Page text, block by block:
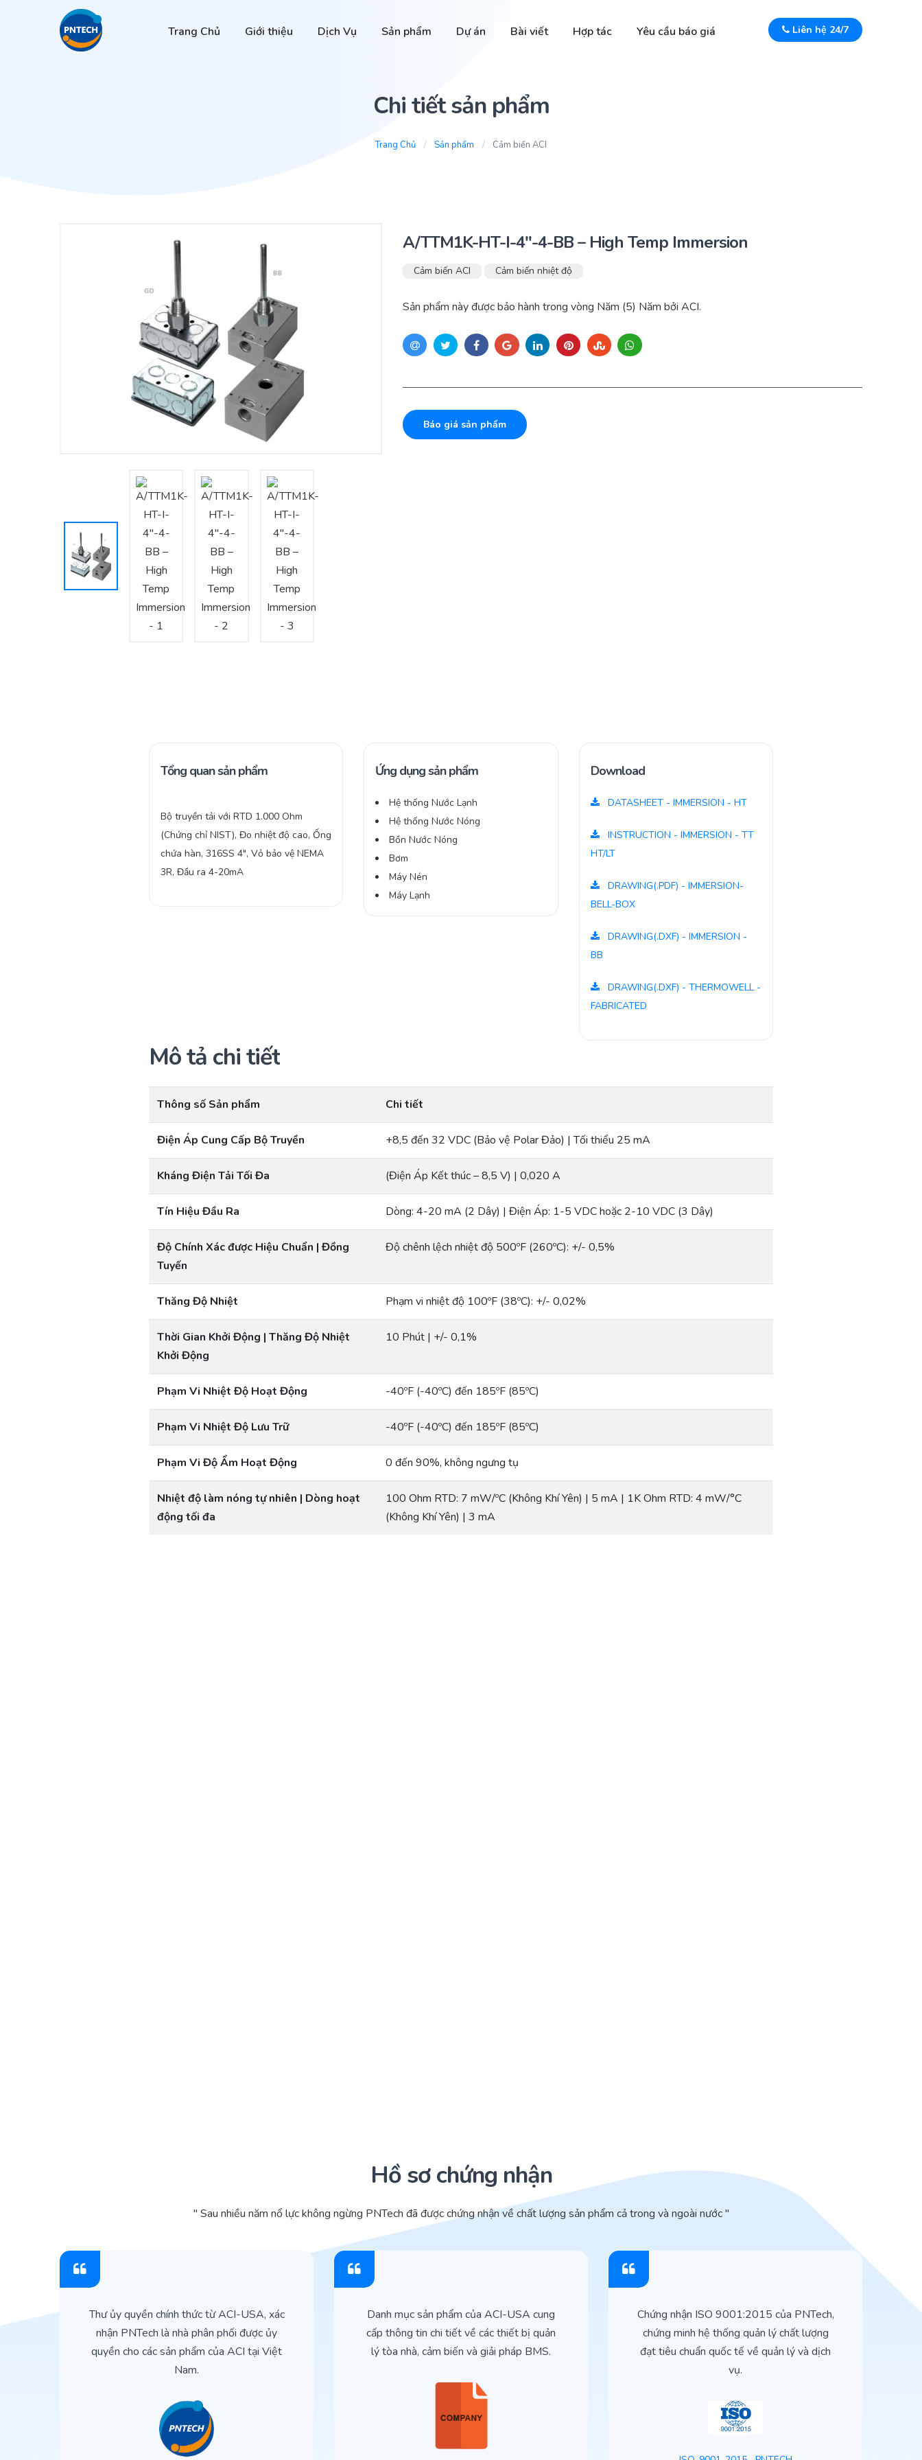
Trang Chủ Giới thiệu Dịch Vụ Sản phẩm Dự án Bài viết Hợp tác Yêu cầu báo giá Liên hệ 24/7
Chi tiết sản phẩm
Trang Chủ Sản phẩm Cảm biến ACI
A/TTM1K-HT-I-4″-4-BB – High Temp Immersion
Cảm biến ACI Cảm biến nhiệt độ
Sản phẩm này được bảo hành trong vòng Năm (5) Năm bởi ACI.
Báo giá sản phẩm
Tổng quan sản phẩm
Bộ truyền tải với RTD 1.000 Ohm
(Chứng chỉ NIST), Đo nhiệt độ cao, Ống
chứa hàn, 316SS 4″, Vỏ bảo vệ NEMA
3R, Đầu ra 4-20mA
Ứng dụng sản phẩm
Hệ thống Nước Lạnh
Hệ thống Nước Nóng
Bồn Nước Nóng
Bơm
Máy Nén
Máy Lạnh
Download
DATASHEET - IMMERSION - HT
INSTRUCTION - IMMERSION - TT
HT/LT
DRAWING(.PDF) - IMMERSION-
BELL-BOX
DRAWING(.DXF) - IMMERSION -
BB
DRAWING(.DXF) - THERMOWELL -
FABRICATED
Mô tả chi tiết
Thông số Sản phẩm Chi tiết
Điện Áp Cung Cấp Bộ Truyền +8,5 đến 32 VDC (Bảo vệ Polar Đảo) | Tối thiểu 25 mA
Kháng Điện Tải Tối Đa (Điện Áp Kết thúc – 8,5 V) | 0,020 A
Tín Hiệu Đầu Ra Dòng: 4-20 mA (2 Dây) | Điện Áp: 1-5 VDC hoặc 2-10 VDC (3 Dây)
Độ Chính Xác được Hiệu Chuẩn | Đồng
Tuyến
Độ chênh lệch nhiệt độ 500ºF (260ºC): +/- 0,5%
Thăng Độ Nhiệt Phạm vi nhiệt độ 100ºF (38ºC): +/- 0,02%
Thời Gian Khởi Động | Thăng Độ Nhiệt
Khởi Động
10 Phút | +/- 0,1%
Phạm Vi Nhiệt Độ Hoạt Động -40ºF (-40ºC) đến 185ºF (85ºC)
Phạm Vi Nhiệt Độ Lưu Trữ -40ºF (-40ºC) đến 185ºF (85ºC)
Phạm Vi Độ Ẩm Hoạt Động 0 đến 90%, không ngưng tụ
Nhiệt độ làm nóng tự nhiên | Dòng hoạt
động tối đa
100 Ohm RTD: 7 mW/ºC (Không Khí Yên) | 5 mA | 1K Ohm RTD: 4 mW/°C
(Không Khí Yên) | 3 mA
Hồ sơ chứng nhận
" Sau nhiều năm nổ lực không ngừng PNTech đã được chứng nhận về chất lượng sản phẩm cả trong và ngoài nước "
Thư ủy quyền chính thức từ ACI-USA, xác
nhận PNTech là nhà phân phối được ủy
quyền cho các sản phẩm của ACI tại Việt
Nam.
Danh mục sản phẩm của ACI-USA cung
cấp thông tin chi tiết về các thiết bị quản
lý tòa nhà, cảm biến và giải pháp BMS.
Chứng nhận ISO 9001:2015 của PNTech,
chứng minh hệ thống quản lý chất lượng
đạt tiêu chuẩn quốc tế về quản lý và dịch
vụ.